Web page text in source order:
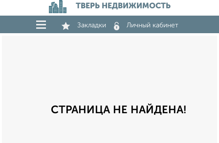
ТВЕРЬ НЕДВИЖИМОСТЬ
Закладки Личный кабинет
СТРАНИЦА НЕ НАЙДЕНА!